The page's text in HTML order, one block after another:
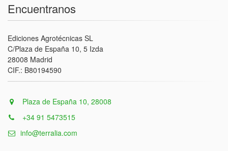
Encuentranos
Ediciones Agrotécnicas SL
C/Plaza de España 10, 5 Izda
28008 Madrid
CIF.: B80194590
Plaza de España 10, 28008
+34 91 5473515
info@terralia.com